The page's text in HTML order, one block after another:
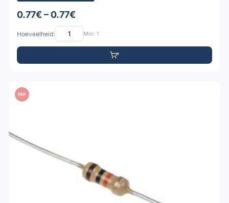
0.77€ – 0.77€
Hoeveelheid: Min: 1
PDF